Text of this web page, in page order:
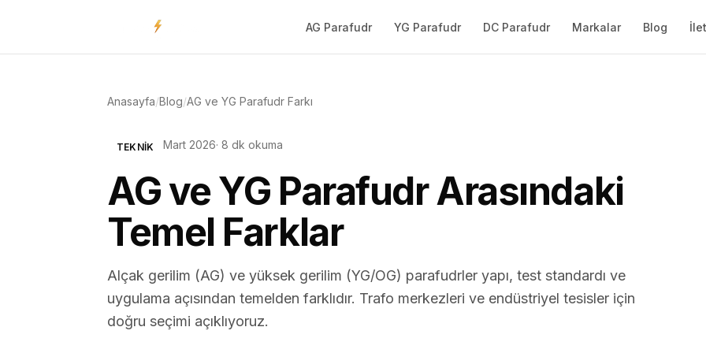
AG Parafudr YG Parafudr DC Parafudr Markalar Blog
Anasayfa/Blog/AG ve YG Parafudr Farkı
TEKNIK Mart 2026· 8 dk okuma
AG ve YG Parafudr Arasındaki
Temel Farklar
Alçak gerilim (AG) ve yüksek gerilim (YG/OG) parafudrler yapı, test standardı ve
uygulama açısından temelden farklıdır. Trafo merkezleri ve endüstriyel tesisler için
doğru seçimi açıklıyoruz.